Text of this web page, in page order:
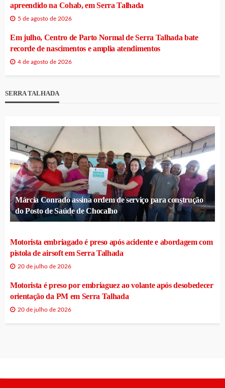
apreendido na Cohab, em Serra Talhada
5 de agosto de 2026
Em julho, Centro de Parto Normal de Serra Talhada bate
recorde de nascimentos e amplia atendimentos
4 de agosto de 2026
SERRA TALHADA
Márcia Conrado assina ordem de serviço para construção
do Posto de Saúde de Chocalho
Motorista embriagado é preso após acidente e abordagem com
pistola de airsoft em Serra Talhada
20 de julho de 2026
Motorista é preso por embriaguez ao volante após desobedecer
orientação da PM em Serra Talhada
20 de julho de 2026